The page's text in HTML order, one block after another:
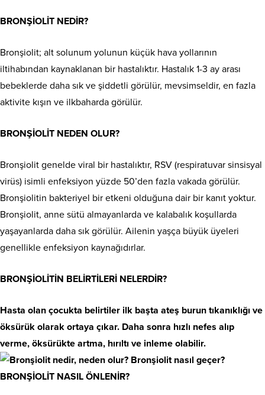
BRONŞİOLİT NEDİR?
Bronşiolit; alt solunum yolunun küçük hava yollarının
iltihabından kaynaklanan bir hastalıktır. Hastalık 1-3 ay arası
bebeklerde daha sık ve şiddetli görülür, mevsimseldir, en fazla
aktivite kışın ve ilkbaharda görülür.
BRONŞİOLİT NEDEN OLUR?
Bronşiolit genelde viral bir hastalıktır, RSV (respiratuvar sinsisyal
virüs) isimli enfeksiyon yüzde 50’den fazla vakada görülür.
Bronşiolitin bakteriyel bir etkeni olduğuna dair bir kanıt yoktur.
Bronşiolit, anne sütü almayanlarda ve kalabalık koşullarda
yaşayanlarda daha sık görülür. Ailenin yaşça büyük üyeleri
genellikle enfeksiyon kaynağıdırlar.
BRONŞİOLİTİN BELİRTİLERİ NELERDİR?
Hasta olan çocukta belirtiler ilk başta ateş burun tıkanıklığı ve
öksürük olarak ortaya çıkar. Daha sonra hızlı nefes alıp
verme, öksürükte artma, hırıltı ve inleme olabilir.
BRONŞİOLİT NASIL ÖNLENİR?